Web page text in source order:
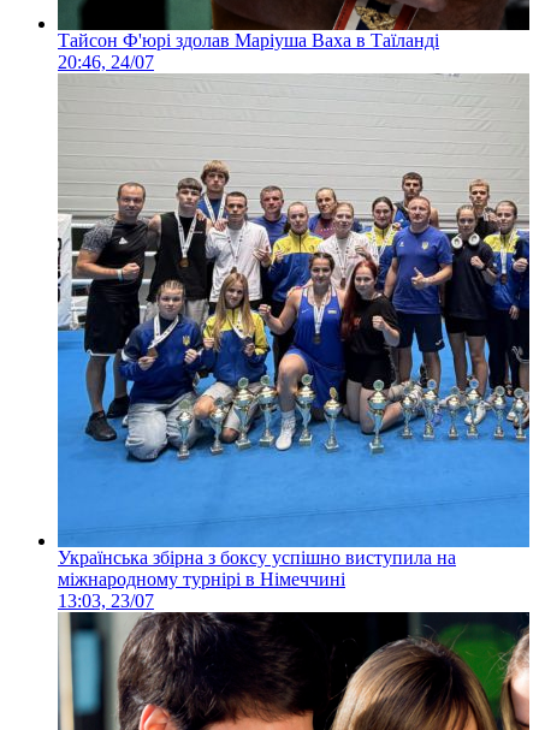
Тайсон Ф'юрі здолав Маріуша Ваха в Таїланді
20:46, 24/07
Українська збірна з боксу успішно виступила на
міжнародному турнірі в Німеччині
13:03, 23/07